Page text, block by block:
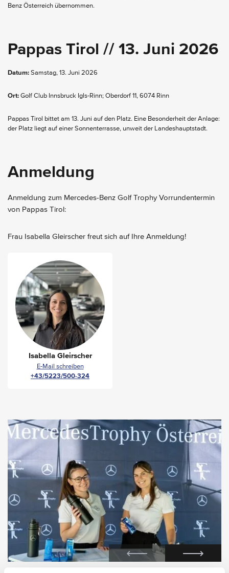
Benz Österreich übernommen.
Pappas Tirol // 13. Juni 2026
Datum: Samstag, 13. Juni 2026
Ort: Golf Club Innsbruck Igls-Rinn; Oberdorf 11, 6074 Rinn
Pappas Tirol bittet am 13. Juni auf den Platz. Eine Besonderheit der Anlage:
der Platz liegt auf einer Sonnenterrasse, unweit der Landeshauptstadt.
Anmeldung
Anmeldung zum Mercedes-Benz Golf Trophy Vorrundentermin
von Pappas Tirol:
Frau Isabella Gleirscher freut sich auf Ihre Anmeldung!
Isabella Gleirscher
E-Mail schreiben
+43/5223/500-324